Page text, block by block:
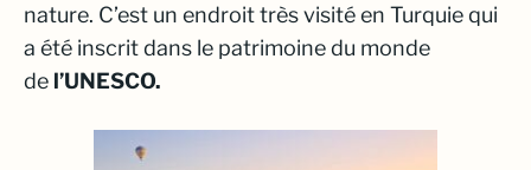
nature. C’est un endroit très visité en Turquie qui
a été inscrit dans le patrimoine du monde
de l’UNESCO.